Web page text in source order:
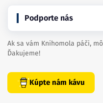
Podporte nás
Ak sa vám Knihomola páči,
Ďakujeme!
Kúpte nám kávu